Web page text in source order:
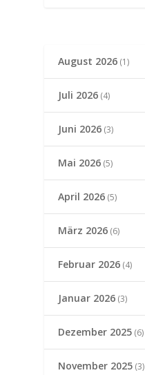
August 2026(1)
Juli 2026(4)
Juni 2026(3)
Mai 2026(5)
April 2026(5)
März 2026(6)
Februar 2026(4)
Januar 2026(3)
Dezember 2025(6)
November 2025(3)